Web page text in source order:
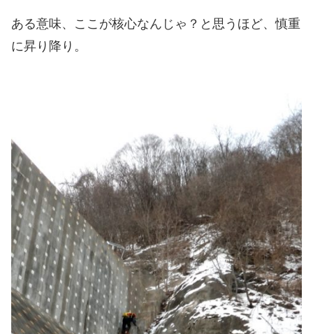
ある意味、ここが核心なんじゃ？と思うほど、慎重
に昇り降り。